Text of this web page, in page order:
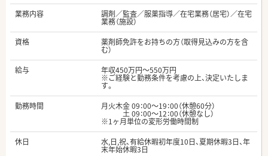
業務内容
調剤／監査／服薬指導／在宅業務（居宅）／在宅
業務（施設）
資格
薬剤師免許をお持ちの方（取得見込みの方を含
む）
給与
年収450万円～550万円
※ご経験と勤務条件を考慮の上、決定いたしま
す。
勤務時間
月火木金 09：00～19：00（休憩60分）
土 09：00～12：00（休憩なし）
※1ヶ月単位の変形労働時間制
休日
水,日,祝、有給休暇初年度10日、夏期休暇3日、年
末年始休暇3日